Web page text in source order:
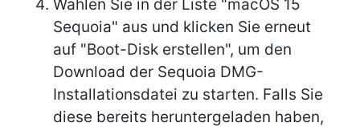
Wählen Sie in der Liste "macOS 15
Sequoia" aus und klicken Sie erneut
auf "Boot-Disk erstellen", um den
Download der Sequoia DMG-
Installationsdatei zu starten. Falls Sie
diese bereits heruntergeladen haben,